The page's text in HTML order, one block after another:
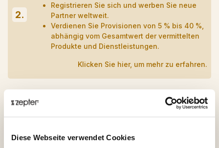
Diese Webseite verwendet Cookies
2.
Registrieren Sie sich und werben Sie neue
Partner weltweit.
Verdienen Sie Provisionen von 5 % bis 40 %,
abhängig vom Gesamtwert der vermittelten
Produkte und Dienstleistungen.
Klicken Sie hier, um mehr zu erfahren.
Neues Mitglied -
Registrieren
Bestehendes
Mitglied - Anmelden
Sind Sie eine Einzelperson oder eine juristische Person?